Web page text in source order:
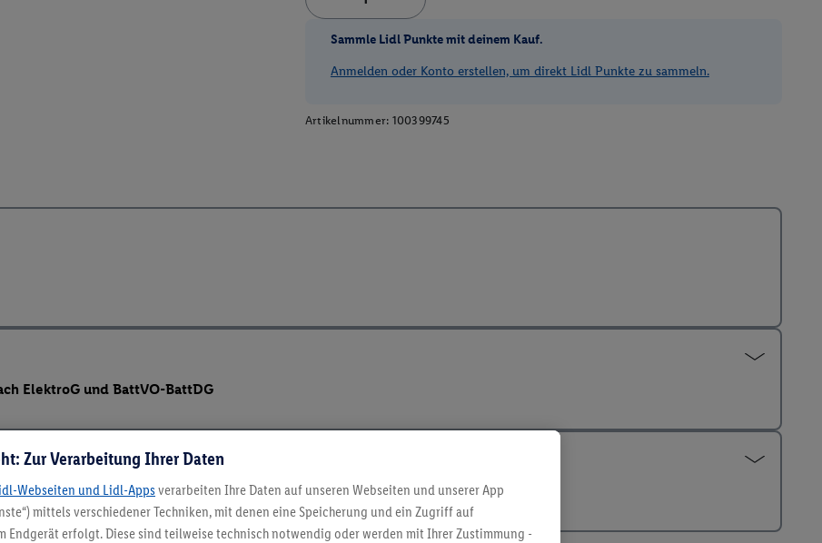
Sammle Lidl Punkte mit deinem Kauf.
Anmelden oder Konto erstellen, um direkt Lidl Punkte zu sammeln.
Artikelnummer: 100399745
ElektroG und BattVO-BattDG
Zur Verarbeitung Ihrer Daten
Webseiten und Lidl-Apps verarbeiten Ihre Daten auf unseren Webseiten und unserer App
mittels verschiedener Techniken, mit denen eine Speicherung und ein Zugriff auf
Endgerät erfolgt. Diese sind teilweise technisch notwendig oder werden mit Ihrer Zustimmung -